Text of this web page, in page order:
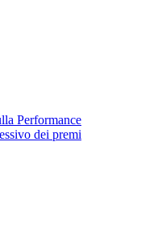
Performance
dei premi